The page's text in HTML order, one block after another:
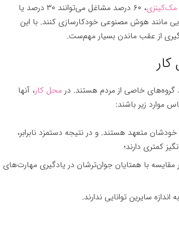
مک‌کینزی
، ۶۰ درصد مشاغل می‌توانند ۳۰ درصد یا
مانند هوش مصنوعی خودکارسازی کنند. با این
از عقب ماندن بسیار مهم‌ست.
خاصی از مردم هستند. در محل کار، آنها
موارد زیر باشند:
متعهد هستند. و در نتیجه دستمزد نابرابر،
کمتری دارند؛
مقایسه با همتایان جوان‌ترشان در یادگیری مهارت‌های
سایرین توانایی ندارند.